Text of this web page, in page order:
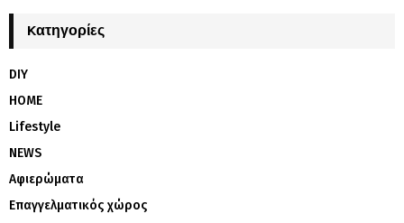
Kατηγορίες
DIY
HOME
Lifestyle
NEWS
Αφιερώματα
Επαγγελματικός χώρος